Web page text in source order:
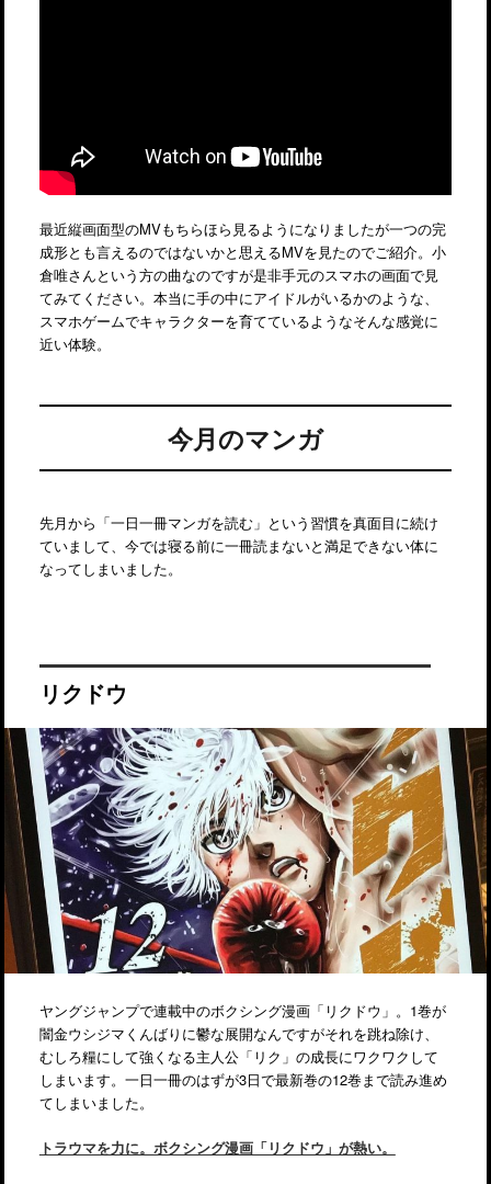
最近縦画面型のMVもちらほら見るようになりましたが一つの完
成形とも言えるのではないかと思えるMVを見たのでご紹介。小
倉唯さんという方の曲なのですが是非手元のスマホの画面で見
てみてください。本当に手の中にアイドルがいるかのような、
スマホゲームでキャラクターを育てているようなそんな感覚に
近い体験。
今月のマンガ
先月から「一日一冊マンガを読む」という習慣を真面目に続け
ていまして、今では寝る前に一冊読まないと満足できない体に
なってしまいました。
リクドウ
ヤングジャンプで連載中のボクシング漫画「リクドウ」。1巻が
闇金ウシジマくんばりに鬱な展開なんですがそれを跳ね除け、
むしろ糧にして強くなる主人公「リク」の成長にワクワクして
しまいます。一日一冊のはずが3日で最新巻の12巻まで読み進め
てしまいました。
トラウマを力に。ボクシング漫画「リクドウ」が熱い。